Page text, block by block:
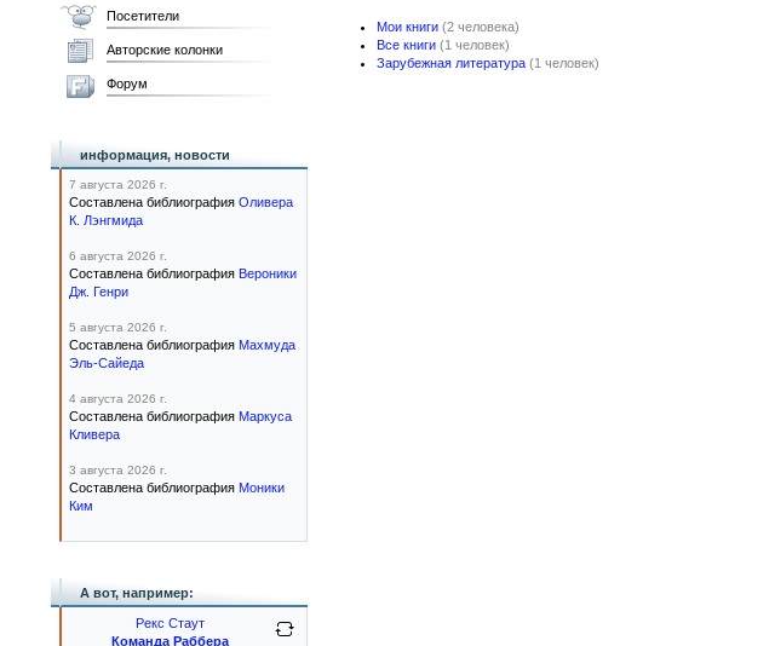
Мои книги (2 человека)
Все книги (1 человек)
Зарубежная литература (1 человек)
Посетители
Авторские колонки
Форум
информация, новости
7 августа 2026 г.
Составлена библиография Оливера
К. Лэнгмида
6 августа 2026 г.
Составлена библиография Вероники
Дж. Генри
5 августа 2026 г.
Составлена библиография Махмуда
Эль-Сайеда
4 августа 2026 г.
Составлена библиография Маркуса
Кливера
3 августа 2026 г.
Составлена библиография Моники
Ким
А вот, например:
Рекс Стаут
Команда Раббера